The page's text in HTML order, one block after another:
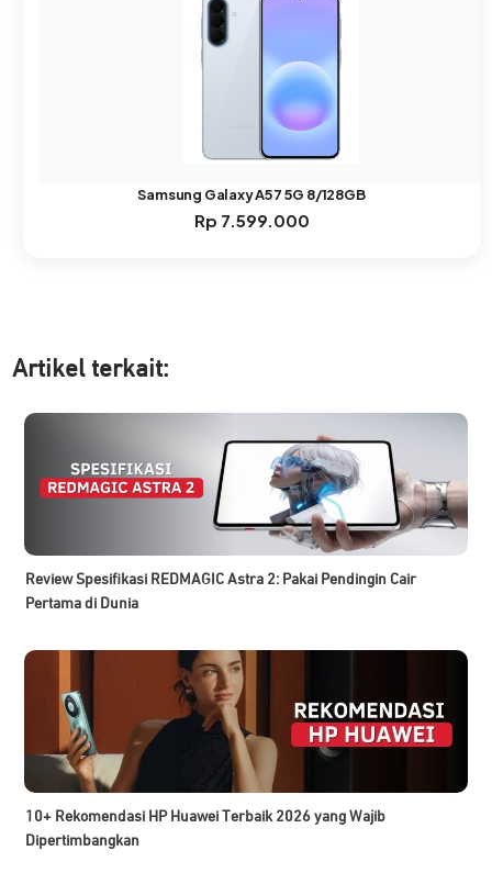
Samsung Galaxy A57 5G 8/128GB
Rp 7.599.000
Artikel terkait:
Review Spesifikasi REDMAGIC Astra 2: Pakai Pendingin Cair
Pertama di Dunia
10+ Rekomendasi HP Huawei Terbaik 2026 yang Wajib
Dipertimbangkan